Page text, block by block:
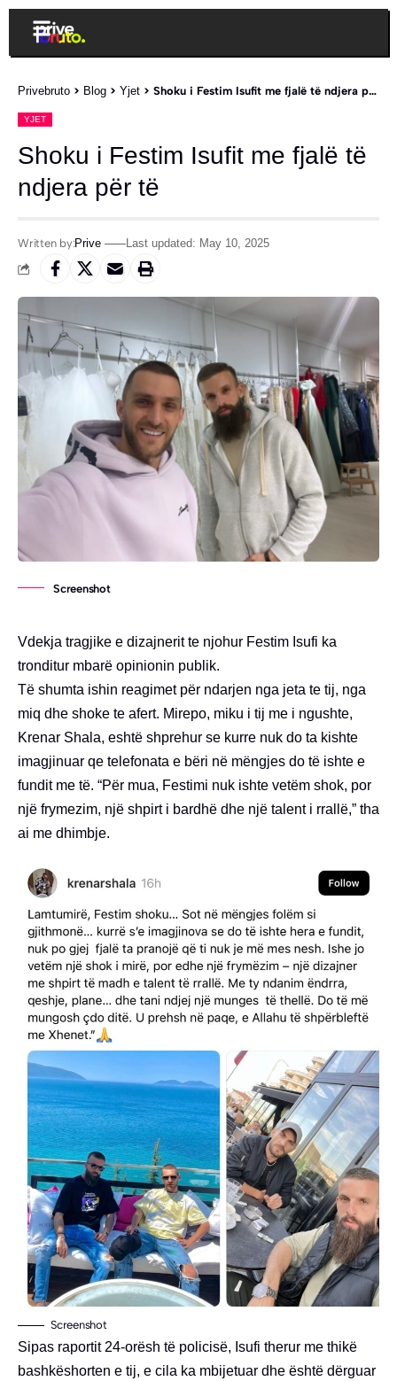
Privebruto > Blog > Yjet > Shoku i Festim Isufit me fjalë të ndjera për të
YJET
Shoku i Festim Isufit me fjalë të
ndjera për të
Written by:Prive Last updated: May 10, 2025
Screenshot
Vdekja tragjike e dizajnerit te njohur Festim Isufi ka
tronditur mbarë opinionin publik.
Тё shumta ishin reagimet për ndarjen nga jeta te tij, nga
miq dhe shoke te afert. Mirepo, miku i tij me i ngushte,
Krenar Shala, eshtë shprehur se kurre nuk do ta kishte
imagjinuar qe telefonata e bëri në mëngjes do të ishte e
fundit me të. “Për mua, Festimi nuk ishte vetëm shok, por
një frymezim, një shpirt i bardhë dhe një talent i rrallë,” tha
ai me dhimbje.
Screenshot
Sipas raportit 24-orësh të policisë, Isufi therur me thikë
bashkëshorten e tij, e cila ka mbijetuar dhe është dërguar